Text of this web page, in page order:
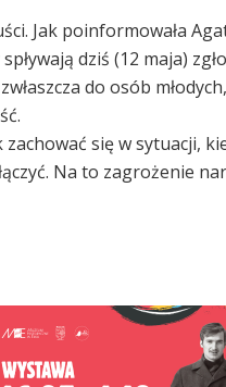
Jak poinformowała
dziś (12 maja)
do osób
się w sytuacji,
Na to zagrożenie